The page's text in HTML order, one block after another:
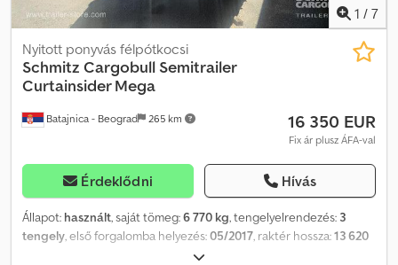
1 / 7
Batajnica - Beograd 265 km
Nyitott ponyvás félpótkocsi
Schmitz Cargobull Semitrailer
Curtainsider Mega
16 350 EUR
Fix ár plusz ÁFA-val
Érdeklődni Hívás
Állapot: használt, saját tömeg:6 770 kg, tengelyelrendezés: 3
tengely, első forgalomba helyezés:05/2017, raktér hossza:13 620
2 480 mm